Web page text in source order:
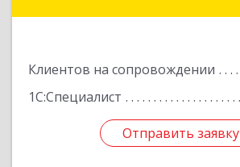
Клиентов на сопровождении
1С:Специалист
Отправить заявку
Отправить заявку